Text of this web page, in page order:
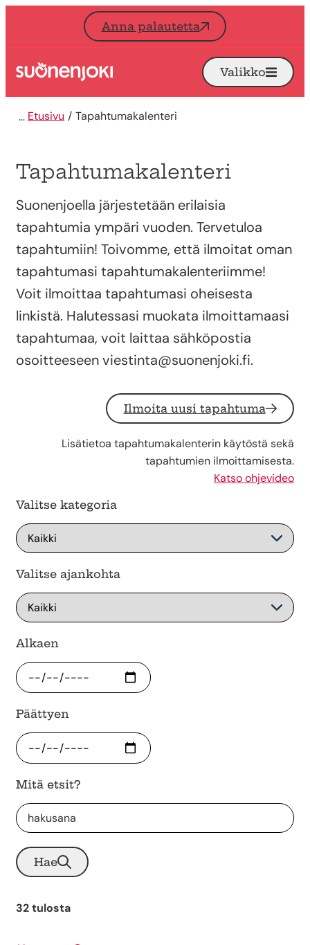
Siirry sisältöön
Anna palautetta
Etusivu Avaa
Valikko
Etusivu Tapahtumakalenteri
Tapahtumakalenteri
Suonenjoella järjestetään erilaisia
tapahtumia ympäri vuoden. Tervetuloa
tapahtumiin! Toivomme, että ilmoitat oman
tapahtumasi tapahtumakalenteriimme!
Voit ilmoittaa tapahtumasi oheisesta
linkistä. Halutessasi muokata ilmoittamaasi
tapahtumaa, voit laittaa sähköpostia
osoitteeseen viestinta@suonenjoki.fi.
Ilmoita uusi tapahtuma
Lisätietoa tapahtumakalenterin käytöstä sekä
tapahtumien ilmoittamisesta.
Katso ohjevideo
Valitse kategoria
Valitse ajankohta
Alkaen
Päättyen
Mitä etsit?
Hae
32 tulosta